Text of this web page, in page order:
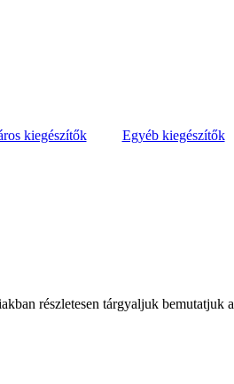
kiegészítők Egyéb kiegészítők
részletesen tárgyaljuk bemutatjuk a